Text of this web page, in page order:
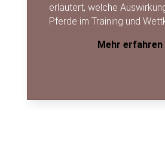
erläutert, welche
Pferde im Training und
Mehr erfahren